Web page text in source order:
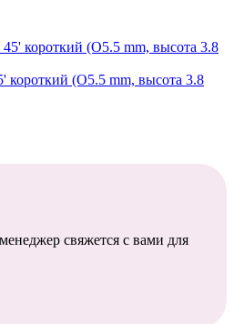
(O5.5 mm, высота 3.8
свяжется с вами для